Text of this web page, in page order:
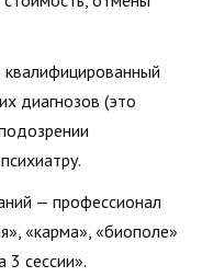
диагнозов (это
— профессионал
«карма», «биополе»
3 сессии».